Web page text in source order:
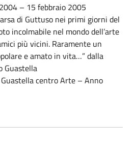
– 15 febbraio 2005
di Guttuso nei primi giorni del
incolmabile nel mondo dell’arte
più vicini. Raramente un
e amato in vita…” dalla
Guastella
centro Arte – Anno